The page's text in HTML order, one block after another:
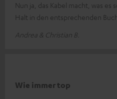
Nun ja, das Kabel macht, was es
Halt in den entsprechenden
Andrea & Christian B.
Wie immer top